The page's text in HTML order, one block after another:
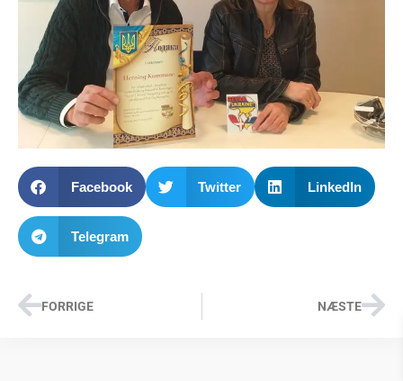
Facebook Twitter LinkedIn
Telegram
FORRIGE NÆSTE